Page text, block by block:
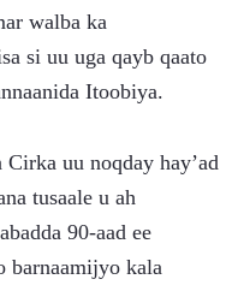
walba ka
si uu uga qayb qaato
Itoobiya.
uu noqday hay’ad
tusaale u ah
90-aad ee
barnaamijyo kala